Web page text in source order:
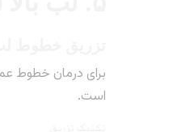
برای درمان خطوط
است.